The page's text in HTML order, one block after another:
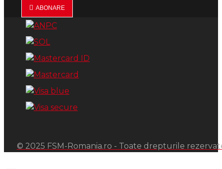
ABONARE
© 2025 FSM-Romania.ro - Toate drepturile